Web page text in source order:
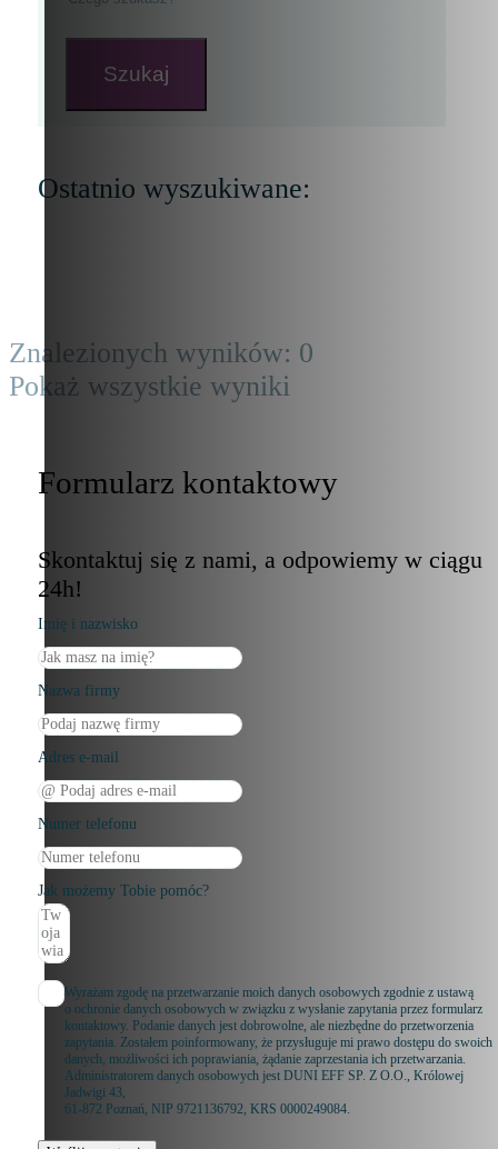
Szukaj
Ostatnio wyszukiwane:
Znalezionych wyników: 0
Pokaż wszystkie wyniki
Formularz kontaktowy
Skontaktuj się z nami, a odpowiemy w ciągu
24h!
Imię i nazwisko
Nazwa firmy
Adres e-mail
Numer telefonu
Jak możemy Tobie pomóc?
Wyrażam zgodę na przetwarzanie moich danych osobowych zgodnie z ustawą
o ochronie danych osobowych w związku z wysłanie zapytania przez formularz
kontaktowy. Podanie danych jest dobrowolne, ale niezbędne do przetworzenia
zapytania. Zostałem poinformowany, że przysługuje mi prawo dostępu do swoich
danych, możliwości ich poprawiania, żądanie zaprzestania ich przetwarzania.
Administratorem danych osobowych jest DUNI EFF SP. Z O.O., Królowej
Jadwigi 43,
61-872 Poznań, NIP 9721136792, KRS 0000249084.